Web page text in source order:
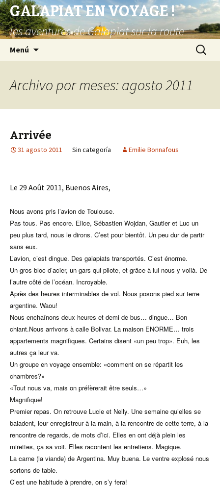
GALAPIAT EN VOYAGE !
les aventures de Galapiat sur la route
Menú Buscar:
Archivo por meses: agosto 2011
Arrivée
31 agosto 2011 Sin categoría Emilie Bonnafous
Le 29 Août 2011, Buenos Aires,
Nous avons pris l’avion de Toulouse.
Pas tous. Pas encore. Elice, Sébastien Wojdan, Gautier et Luc un
peu plus tard, nous le dirons. C’est pour bientôt. Un peu dur de partir
sans eux.
L’avion, c’est dingue. Des galapiats transportés. C’est énorme.
Un gros bloc d’acier, un gars qui pilote, et grâce à lui nous y voilà. De
l’autre côté de l’océan. Incroyable.
Après des heures interminables de vol. Nous posons pied sur terre
argentine. Waou!
Nous enchaînons deux heures et demi de bus… dingue… Bon
chiant.Nous arrivons à calle Bolivar. La maison ENORME… trois
appartements magnifiques. Certains disent «un peu trop». Euh, les
autres ça leur va.
Un groupe en voyage ensemble: «comment on se répartit les
chambres?»
«Tout nous va, mais on préfèrerait être seuls…»
Magnifique!
Premier repas. On retrouve Lucie et Nelly. Une semaine qu’elles se
baladent, leur enregistreur à la main, à la rencontre de cette terre, à la
rencontre de regards, de mots d’ici. Elles en ont déjà plein les
mirettes, ça sa voit. Elles racontent les entretiens. Magique.
La carne (la viande) de Argentina. Muy buena. Le ventre explosé nous
sortons de table.
C’est une habitude à prendre, on s’y fera!